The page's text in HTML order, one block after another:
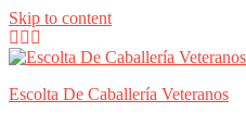
Skip to content
Escolta De Caballería Veteranos